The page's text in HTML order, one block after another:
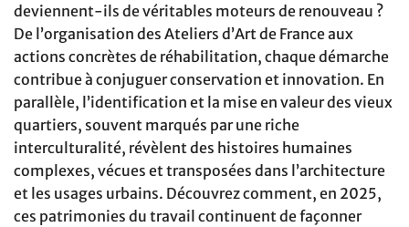
deviennent-ils de véritables moteurs de renouveau ?
De l’organisation des Ateliers d’Art de France aux
actions concrètes de réhabilitation, chaque démarche
contribue à conjuguer conservation et innovation. En
parallèle, l’identification et la mise en valeur des vieux
quartiers, souvent marqués par une riche
interculturalité, révèlent des histoires humaines
complexes, vécues et transposées dans l’architecture
et les usages urbains. Découvrez comment, en 2025,
ces patrimonies du travail continuent de façonner